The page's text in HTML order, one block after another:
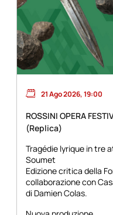
21 Ago 2026, 19:00
ROSSINI OPERA
(Replica)
Tragédie lyrique in tre
Soumet
Edizione critica della
collaborazione con
di Damien Colas.